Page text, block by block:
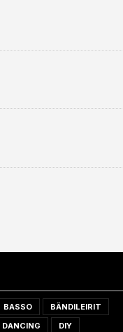
BASSO
BÄNDILEIRIT
DANCING
DIY